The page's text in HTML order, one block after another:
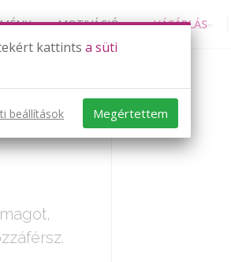
MOTIVÁCIÓ VÁSÁRLÁS
kattints a süti
beállítások Megértettem